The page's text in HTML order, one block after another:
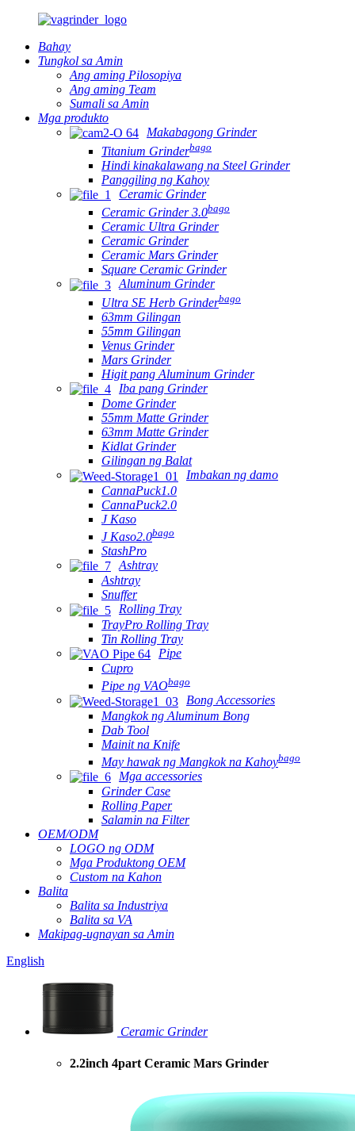
Bahay
Tungkol sa Amin
Ang aming Pilosopiya
Ang aming Team
Sumali sa Amin
Mga produkto
Makabagong Grinder
Titanium Grinderbago
Hindi kinakalawang na Steel Grinder
Panggiling ng Kahoy
Ceramic Grinder
Ceramic Grinder 3.0bago
Ceramic Ultra Grinder
Ceramic Grinder
Ceramic Mars Grinder
Square Ceramic Grinder
Aluminum Grinder
Ultra SE Herb Grinderbago
63mm Gilingan
55mm Gilingan
Venus Grinder
Mars Grinder
Higit pang Aluminum Grinder
Iba pang Grinder
Dome Grinder
55mm Matte Grinder
63mm Matte Grinder
Kidlat Grinder
Gilingan ng Balat
Imbakan ng damo
CannaPuck1.0
CannaPuck2.0
J Kaso
J Kaso2.0bago
StashPro
Ashtray
Ashtray
Snuffer
Rolling Tray
TrayPro Rolling Tray
Tin Rolling Tray
Pipe
Cupro
Pipe ng VAObago
Bong Accessories
Mangkok ng Aluminum Bong
Dab Tool
Mainit na Knife
May hawak ng Mangkok na Kahoybago
Mga accessories
Grinder Case
Rolling Paper
Salamin na Filter
OEM/ODM
LOGO ng ODM
Mga Produktong OEM
Custom na Kahon
Balita
Balita sa Industriya
Balita sa VA
Makipag-ugnayan sa Amin
English
Ceramic Grinder
2.2inch 4part Ceramic Mars Grinder